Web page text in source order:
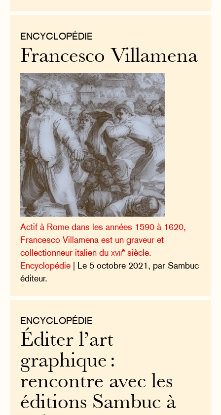
ENCYCLOPÉDIE
Francesco Villamena
Actif à Rome dans les années 1590 à 1620,
Francesco Villamena est un graveur et
collectionneur italien duxviie siècle.
Encyclopédie | Le 5 octobre 2021, par Sambuc
éditeur.
ENCYCLOPÉDIE
Éditer l’art
graphique :
rencontre avec les
éditions Sambuc à